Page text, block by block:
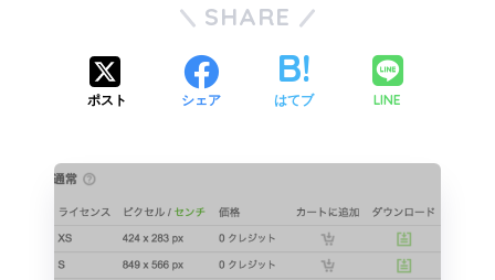
SHARE
ポスト シェア はてブ LINE